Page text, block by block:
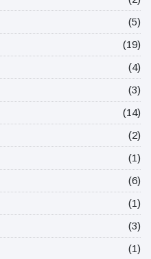
(5)
(19)
(4)
(3)
(14)
(2)
(1)
(6)
(1)
(3)
(1)